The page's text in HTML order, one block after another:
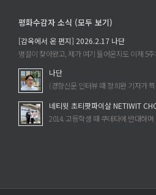
평화수감자 소식 (모두 보기)
[감옥에서 온 편지] 2026.2.17 나단
명절이 찾아왔고, 제가 여기 들어온지도 이제 5
나단
(경향신문 인터뷰 때 정희완 기자가
네티윗 초티팟파이살 NETIWIT
2014. 고등학생 때 쿠데타에 반대하